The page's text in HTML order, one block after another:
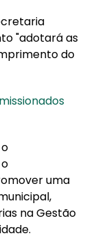
"adotará as
do
uma
na Gestão